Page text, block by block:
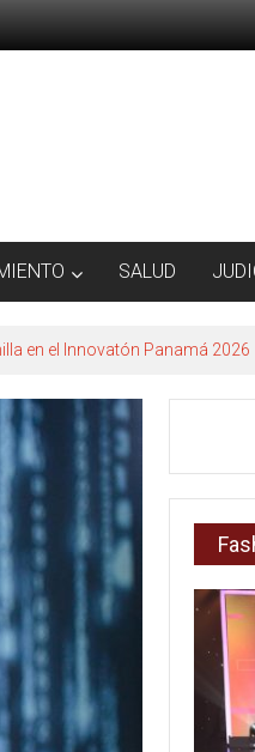
SALUD
en el Innovatón Panamá 2026